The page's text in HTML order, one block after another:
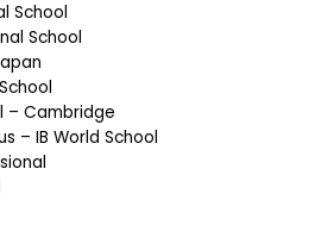
School
School
– Cambridge
– IB World School